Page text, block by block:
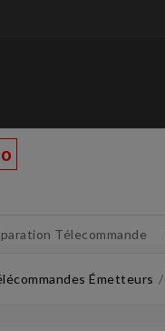
Télecommande
Émetteurs